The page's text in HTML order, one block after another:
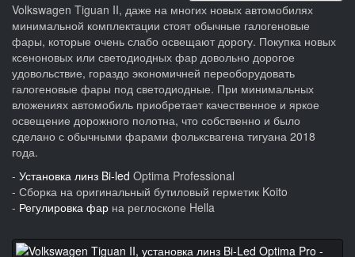
Volkswagen Tiguan II, даже на многих новых автомобилях
минимальной комплектации стоят обычные галогеновые
фары, которые очень слабо освещают дорогу. Покупка новых
ксеноновых или светодиодных фар довольно дорогое
удовольствие, гораздо экономичней переоборудовать
галогеновые фары под светодиодные. При минимальных
вложениях автомобиль приобретает качественное и яркое
освещение дорожного полотна, что собственно и было
сделано с обычными фарами фольксвагена тигуана 2018
года.
- Установка линз Bi-led Optima Professional
- Сборка на оригинальный бутиловый герметик Koito
- Регулировка фар на реглоскопе Hella